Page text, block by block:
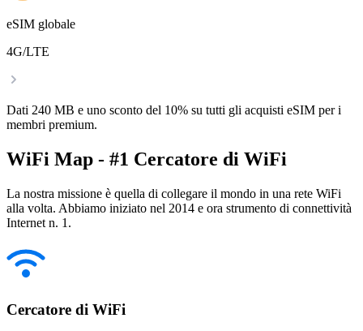
eSIM globale
4G/LTE
Dati 240 MB e uno sconto del 10% su tutti gli acquisti eSIM per i
membri premium.
WiFi Map - #1 Cercatore di WiFi
La nostra missione è quella di collegare il mondo in una rete WiFi
alla volta. Abbiamo iniziato nel 2014 e ora strumento di connettività
Internet n. 1.
Cercatore di WiFi